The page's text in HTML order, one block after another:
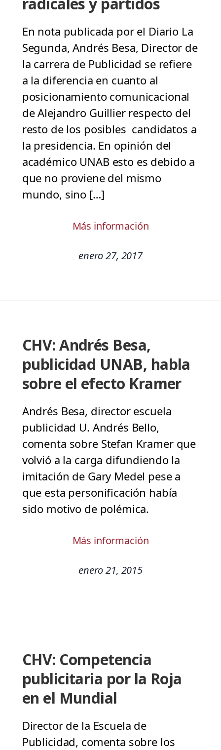
En nota publicada por el Diario La
Segunda, Andrés Besa, Director de
la carrera de Publicidad se refiere
a la diferencia en cuanto al
posicionamiento comunicacional
de Alejandro Guillier respecto del
resto de los posibles candidatos a
la presidencia. En opinión del
académico UNAB esto es debido a
que no proviene del mismo
mundo, sino […]
Más información
enero 27, 2017
CHV: Andrés Besa,
publicidad UNAB, habla
sobre el efecto Kramer
Andrés Besa, director escuela
publicidad U. Andrés Bello,
comenta sobre Stefan Kramer que
volvió a la carga difundiendo la
imitación de Gary Medel pese a
que esta personificación había
sido motivo de polémica.
Más información
enero 21, 2015
CHV: Competencia
publicitaria por la Roja
en el Mundial
Director de la Escuela de
Publicidad, comenta sobre los